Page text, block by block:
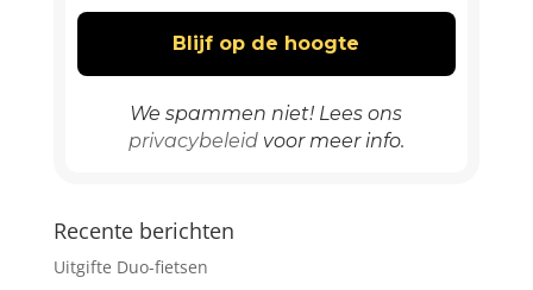
We spammen niet! Lees ons
privacybeleidvoor meer info.
Recente berichten
Uitgifte Duo-fietsen